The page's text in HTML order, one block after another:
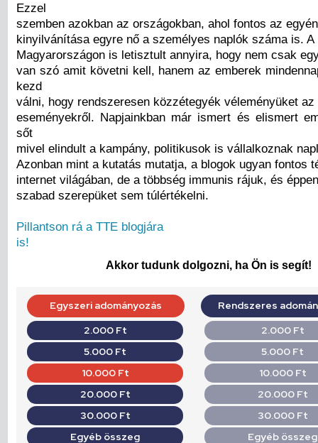
Ezzel
szemben azokban az országokban, ahol fontos az
kinyilvánítása egyre nő a személyes naplók száma is. A
Magyarországon is letisztult annyira, hogy nem csak
van szó amit követni kell, hanem az emberek
kezd
válni, hogy rendszeresen közzétegyék véleményüket
eseményekről. Napjainkban már ismert és elismert
sőt
mivel elindult a kampány, politikusok is vállalkoznak
Azonban mint a kutatás mutatja, a blogok ugyan fontos
internet világában, de a többség immunis rájuk, és
szabad szerepüket sem túlértékelni.
Pillantson rá a TTE blogjára
is!
Akkor tudunk dolgozni, ha Ön is segít!